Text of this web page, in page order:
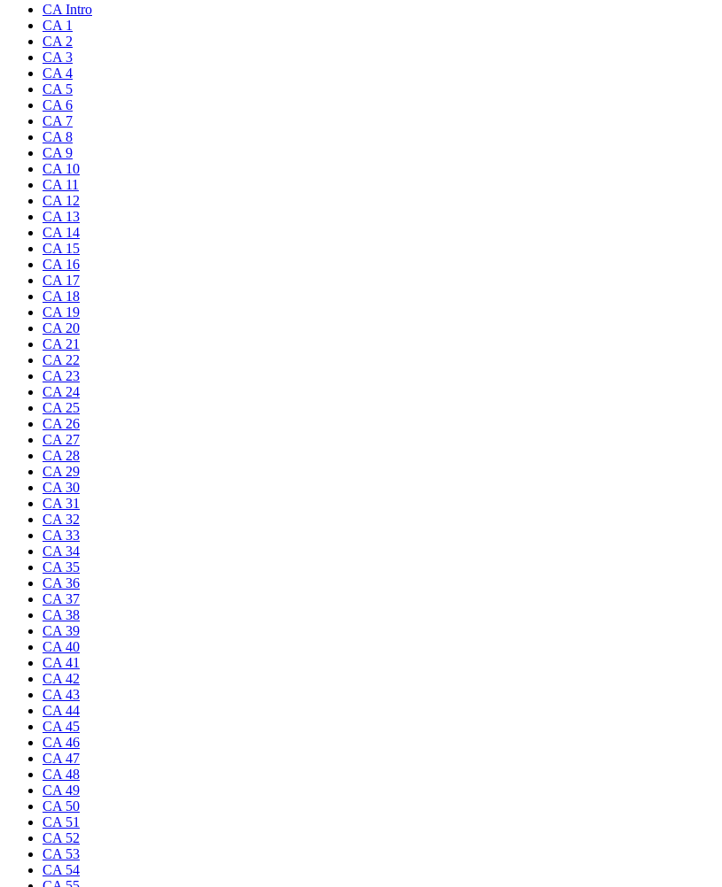
CA Intro
CA 1
CA 2
CA 3
CA 4
CA 5
CA 6
CA 7
CA 8
CA 9
CA 10
CA 11
CA 12
CA 13
CA 14
CA 15
CA 16
CA 17
CA 18
CA 19
CA 20
CA 21
CA 22
CA 23
CA 24
CA 25
CA 26
CA 27
CA 28
CA 29
CA 30
CA 31
CA 32
CA 33
CA 34
CA 35
CA 36
CA 37
CA 38
CA 39
CA 40
CA 41
CA 42
CA 43
CA 44
CA 45
CA 46
CA 47
CA 48
CA 49
CA 50
CA 51
CA 52
CA 53
CA 54